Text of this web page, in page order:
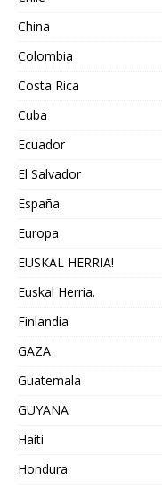
China
Colombia
Costa Rica
Cuba
Ecuador
El Salvador
España
Europa
EUSKAL HERRIA!
Euskal Herria.
Finlandia
GAZA
Guatemala
GUYANA
Haiti
Hondura